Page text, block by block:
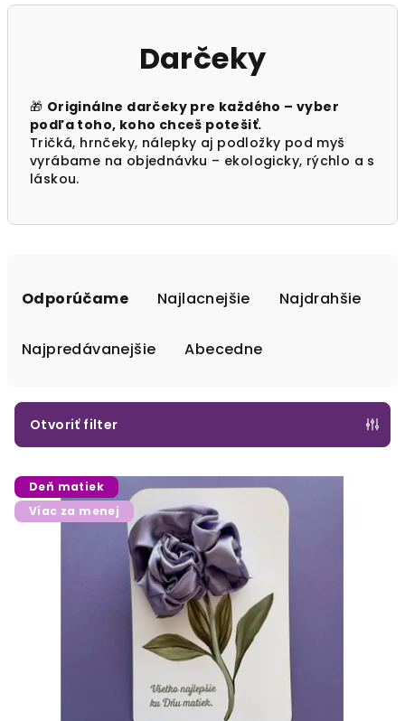
Darčeky
🎁 Originálne darčeky pre každého – vyber
podľa toho, koho chceš potešiť.
Tričká, hrnčeky, nálepky aj podložky pod myš
vyrábame na objednávku – ekologicky, rýchlo a s
láskou.
p
r
o
d
Odporúčame Najlacnejšie Najdrahšie
Najpredávanejšie Abecedne
Otvoriť filter
V
ý
p
Deň matiek
Viac za menej